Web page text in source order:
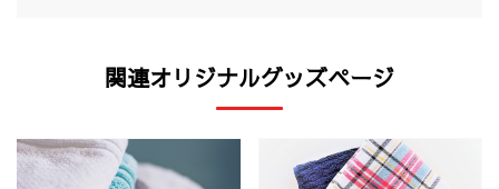
関連オリジナルグッズページ